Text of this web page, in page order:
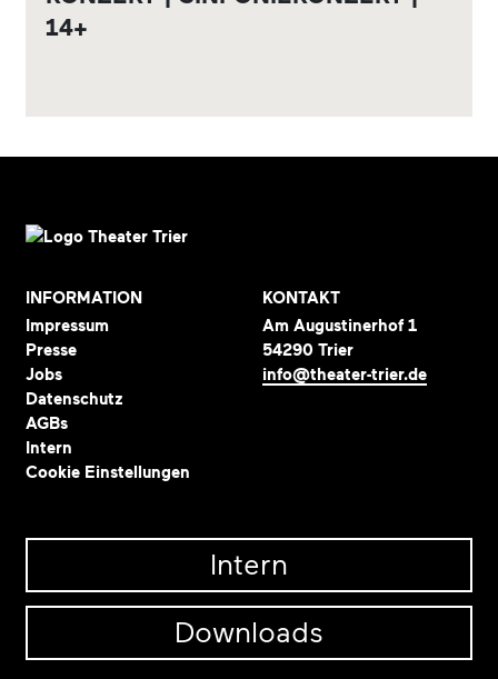
14+
INFORMATION
Impressum
Presse
Jobs
Datenschutz
AGBs
Intern
Cookie Einstellungen
KONTAKT
Am Augustinerhof 1
54290 Trier
info@theater-trier.de
Intern
Downloads